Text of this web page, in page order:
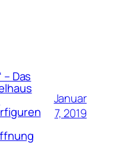
– Das
Januar
7, 2019